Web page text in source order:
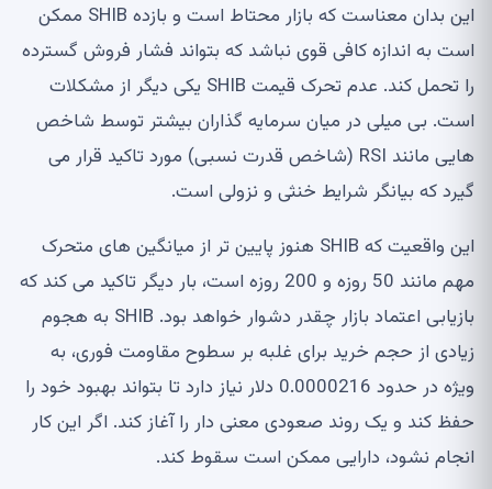
این بدان معناست که بازار محتاط است و بازده SHIB ممکن
است به اندازه کافی قوی نباشد که بتواند فشار فروش گسترده
را تحمل کند. عدم تحرک قیمت SHIB یکی دیگر از مشکلات
است. بی میلی در میان سرمایه گذاران بیشتر توسط شاخص
هایی مانند RSI (شاخص قدرت نسبی) مورد تاکید قرار می
گیرد که بیانگر شرایط خنثی و نزولی است.
این واقعیت که SHIB هنوز پایین تر از میانگین های متحرک
مهم مانند 50 روزه و 200 روزه است، بار دیگر تاکید می کند که
بازیابی اعتماد بازار چقدر دشوار خواهد بود. SHIB به هجوم
زیادی از حجم خرید برای غلبه بر سطوح مقاومت فوری، به
ویژه در حدود 0.0000216 دلار نیاز دارد تا بتواند بهبود خود را
حفظ کند و یک روند صعودی معنی دار را آغاز کند. اگر این کار
انجام نشود، دارایی ممکن است سقوط کند.